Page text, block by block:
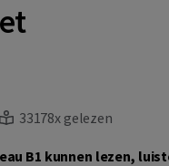
33178x gelezen
B1 kunnen lezen,